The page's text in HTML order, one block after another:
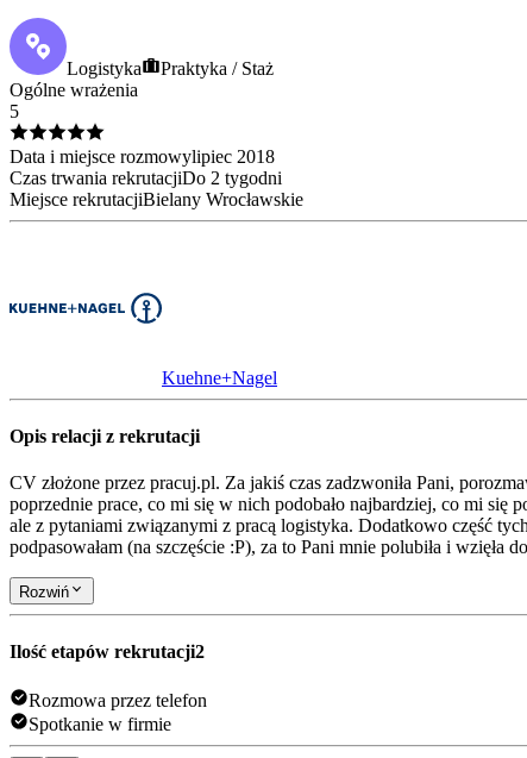
Logistyka
Praktyka / Staż
Ogólne wrażenia
5
Data i miejsce rozmowylipiec 2018
Czas trwania rekrutacjiDo 2 tygodni
Miejsce rekrutacjiBielany Wrocławskie
Kuehne+Nagel
Opis relacji z rekrutacji
CV złożone przez pracuj.pl. Za jakiś czas zadzwoniła Pani,
poprzednie prace, co mi się w nich podobało najbardziej, co mi się
ale z pytaniami związanymi z pracą logistyka. Dodatkowo część
podpasowałam (na szczęście :P), za to Pani mnie polubiła i wzięła
Rozwiń
Ilość etapów rekrutacji2
Rozmowa przez telefon
Spotkanie w firmie